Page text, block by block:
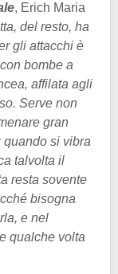
, Erich Maria
del resto, ha
gli attacchi è
bombe a
affilata agli
Serve non
gran
si vibra
talvolta il
resta sovente
bisogna
e nel
qualche volta